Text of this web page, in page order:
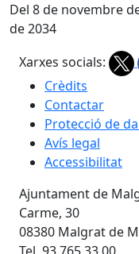
Del 8 de novembre
de 2034
Xarxes socials:
Crèdits
Contactar
Protecció de
Avís legal
Accessibilitat
Ajuntament de
Carme, 30
08380 Malgrat de